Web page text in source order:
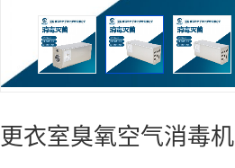
更衣室臭氧空气消毒机